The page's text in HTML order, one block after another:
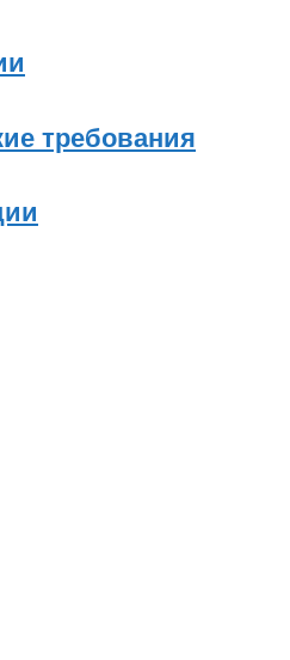
требования